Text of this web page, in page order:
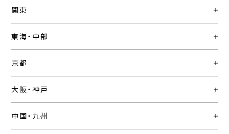
関東
東海・中部
京都
大阪・神戸
中国・九州